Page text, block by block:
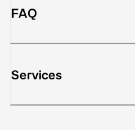
FAQ
Services